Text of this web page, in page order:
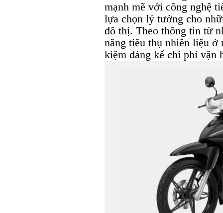
mạnh mẽ với công nghệ
lựa chọn lý tưởng cho
đô thị. Theo thông tin từ
năng tiêu thụ nhiên liệu
kiệm đáng kể chi phí vận